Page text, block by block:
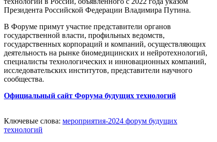
Президента Российской Федерации Владимира Путина.
В Форуме примут участие представители органов
государственной власти, профильных ведомств,
государственных корпораций и компаний, осуществляющих
деятельность на рынке биомедицинских и нейротехнологий,
специалисты технологических и инновационных компаний,
исследовательских институтов, представители научного
сообщества.
Официальный сайт Форума будущих технологий
Ключевые слова: мероприятия-2024 форум будущих
технологий